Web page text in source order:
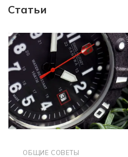
Статьи
ОБЩИЕ СОВЕТЫ